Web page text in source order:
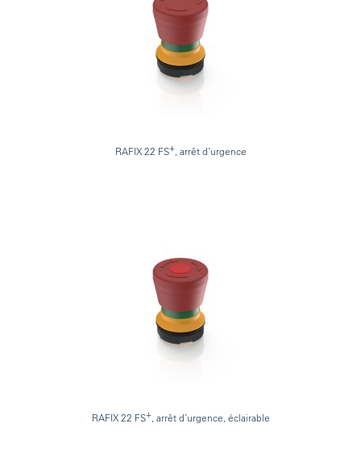
RAFIX 22 FS+, arrêt d’urgence
RAFIX 22 FS+, arrêt d’urgence, éclairable